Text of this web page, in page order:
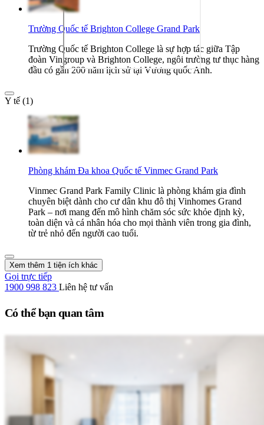
Trường Quốc tế Brighton College Grand Park
Trường Quốc tế Brighton College là sự hợp tác giữa Tập
đoàn Vingroup và Brighton College, ngôi trường tư thục hàng
đầu có gần 200 năm lịch sử tại Vương quốc Anh.
Y tế (1)
Phòng khám Đa khoa Quốc tế Vinmec Grand Park
Vinmec Grand Park Family Clinic là phòng khám gia đình
chuyên biệt dành cho cư dân khu đô thị Vinhomes Grand
Park – nơi mang đến mô hình chăm sóc sức khỏe định kỳ,
toàn diện và cá nhân hóa cho mọi thành viên trong gia đình,
từ trẻ nhỏ đến người cao tuổi.
Xem thêm 1 tiện ích khác
Gọi trực tiếp
1900 998 823 Liên hệ tư vấn
Có thể bạn quan tâm